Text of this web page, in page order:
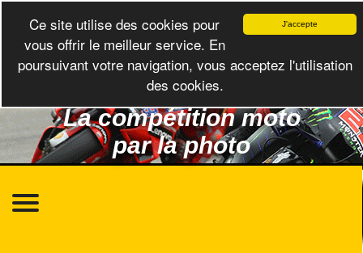
La compétition moto
par la photo
J'accepte
Ce site utilise des cookies pour
vous offrir le meilleur service. En
poursuivant votre navigation, vous acceptez l'utilisation
des cookies.